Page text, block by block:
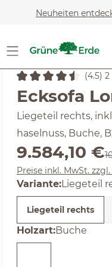
Zum Hauptinhalt
Neuheiten
Durchschnittliche
(4.5)
Ecksofa
Liegeteil rechts,
haselnuss, Buche,
Verkaufspreis:
9.584,10 €
Preise inkl. MwSt.
Variante:Liegeteil
Liegeteil rechts
Holzartauswählen
:Buche